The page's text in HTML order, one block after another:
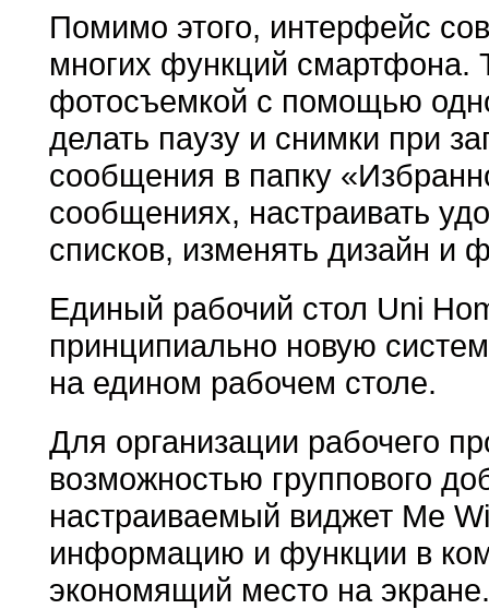
Помимо этого, интерфейс
многих функций смартфона.
фотосъемкой с помощью
делать паузу и снимки при
сообщения в папку
сообщениях, настраивать
списков, изменять дизайн
Единый рабочий стол Uni
принципиально новую
на едином рабочем столе.
Для организации рабочего
возможностью группового
настраиваемый виджет Me
информацию и функции в
экономящий место на экране.